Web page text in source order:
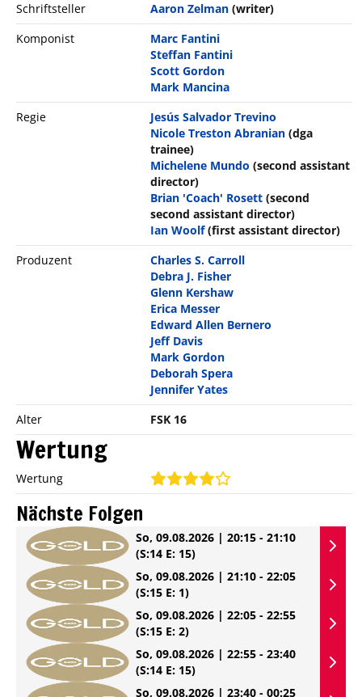
Schriftsteller
Aaron Zelman (writer)
Komponist
Marc Fantini
Steffan Fantini
Scott Gordon
Mark Mancina
Regie
Jesús Salvador Trevino
Nicole Treston Abranian (dga
trainee)
Michelene Mundo (second assistant
director)
Brian 'Coach' Rosett (second
second assistant director)
Ian Woolf (first assistant director)
Produzent
Charles S. Carroll
Debra J. Fisher
Glenn Kershaw
Erica Messer
Edward Allen Bernero
Jeff Davis
Mark Gordon
Deborah Spera
Jennifer Yates
Alter
FSK 16
Wertung
Wertung
Nächste Folgen
So, 09.08.2026 | 20:15 - 21:10
(S:14 E: 15)
So, 09.08.2026 | 21:10 - 22:05
(S:15 E: 1)
So, 09.08.2026 | 22:05 - 22:55
(S:15 E: 2)
So, 09.08.2026 | 22:55 - 23:40
(S:14 E: 15)
So, 09.08.2026 | 23:40 - 00:25